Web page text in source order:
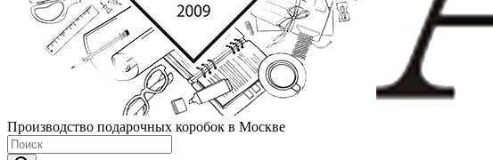
Производство подарочных коробок в Москве